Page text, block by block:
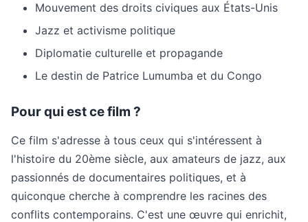
Mouvement des droits civiques aux États-Unis
Jazz et activisme politique
Diplomatie culturelle et propagande
Le destin de Patrice Lumumba et du Congo
Pour qui est ce film ?
Ce film s'adresse à tous ceux qui s'intéressent à
l'histoire du 20ème siècle, aux amateurs de jazz, aux
passionnés de documentaires politiques, et à
quiconque cherche à comprendre les racines des
conflits contemporains. C'est une œuvre qui enrichit,